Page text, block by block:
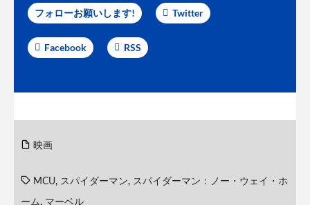
フォローお願いします! Twitter
Facebook RSS
映画
MCU, スパイダーマン, スパイダーマン：ノー・ウェイ・ホ
ーム , マーベル